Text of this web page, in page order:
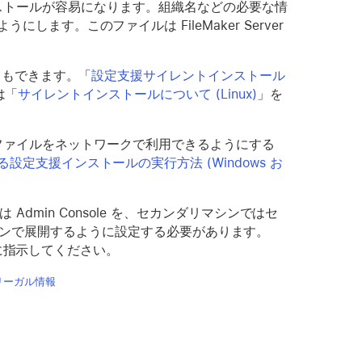
ールが容易になります。組織名などの必要な情
うにします。このファイルは FileMaker Server
できます。「設定支援サイレントインストール
「サイレントインストールについて (Linux) 」を
イルをネットワークで利用できるようにする
設定支援インストールの実行方法 (Windows お
Admin Console を、セカンダリマシンではセ
展開するように設定する必要があります。
示してください。
ーガル情報